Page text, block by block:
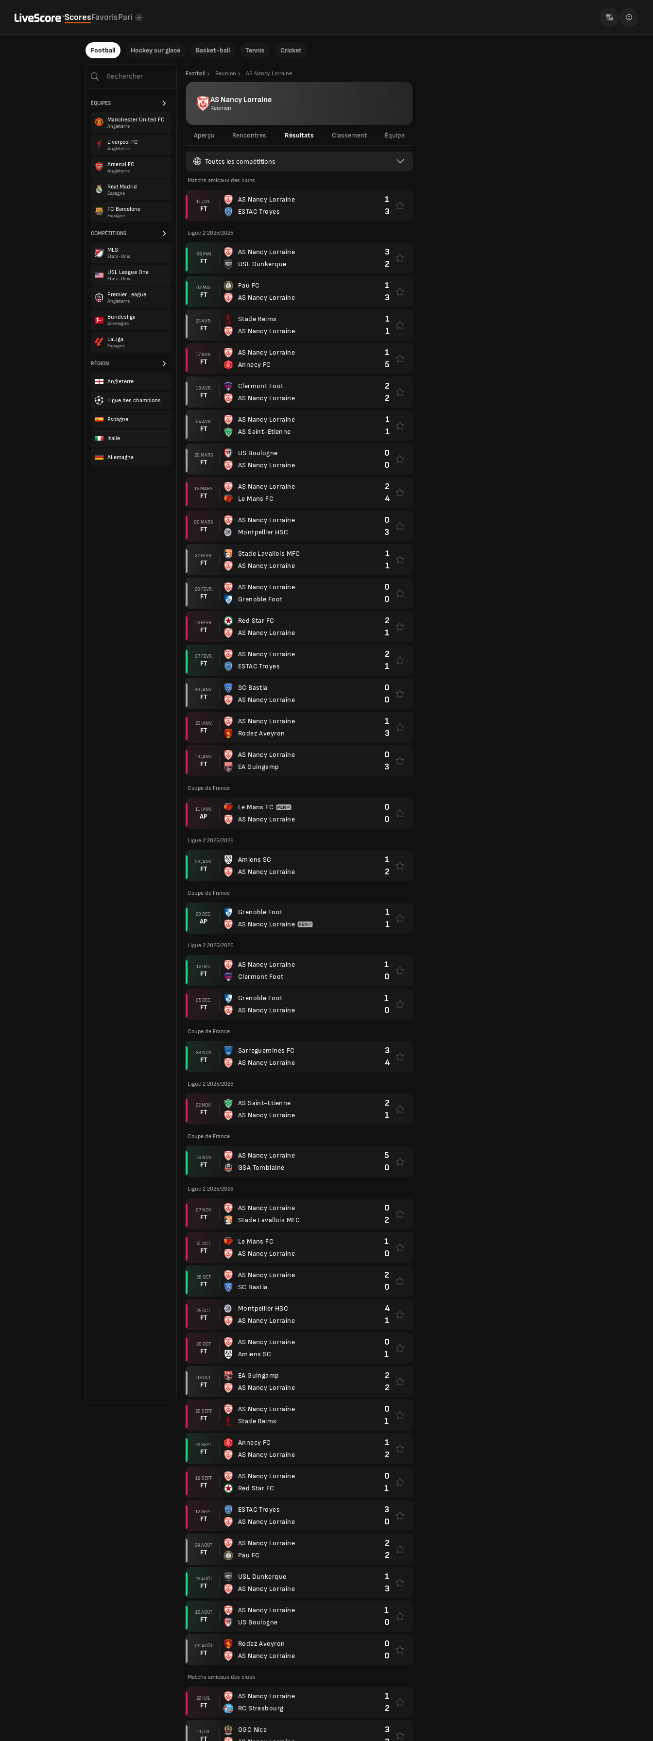
ScoresFavorisPari
Football Hockey sur glace Basket-ball Tennis Cricket
ÉQUIPES
Manchester United FC
Angleterre
Liverpool FC
Angleterre
Arsenal FC
Angleterre
Real Madrid
Espagne
FC Barcelone
Espagne
COMPÉTITIONS
MLS
États-Unis
USL League One
États-Unis
Premier League
Angleterre
Bundesliga
Allemagne
LaLiga
Espagne
RÉGION
Angleterre
Ligue des champions
Espagne
Italie
Allemagne
Football Reunion AS Nancy Lorraine
AS Nancy Lorraine
Reunion
Aperçu Rencontres Résultats Classement Équipe
Toutes les compétitions
Matchs amicaux des clubs
11 JUIL.
FT
AS Nancy Lorraine
ESTAC Troyes
1
3
Ligue 2 2025/2026
09 MAI
FT
AS Nancy Lorraine
USL Dunkerque
3
2
02 MAI
FT
Pau FC
AS Nancy Lorraine
1
3
25 AVR.
FT
Stade Reims
AS Nancy Lorraine
1
1
17 AVR.
FT
AS Nancy Lorraine
Annecy FC
1
5
10 AVR.
FT
Clermont Foot
AS Nancy Lorraine
2
2
04 AVR.
FT
AS Nancy Lorraine
AS Saint-Etienne
1
1
20 MARS
FT
US Boulogne
AS Nancy Lorraine
0
0
13 MARS
FT
AS Nancy Lorraine
Le Mans FC
2
4
06 MARS
FT
AS Nancy Lorraine
Montpellier HSC
0
3
27 FÉVR.
FT
Stade Lavallois MFC
AS Nancy Lorraine
1
1
20 FÉVR.
FT
AS Nancy Lorraine
Grenoble Foot
0
0
13 FÉVR.
FT
Red Star FC
AS Nancy Lorraine
2
1
07 FÉVR.
FT
AS Nancy Lorraine
ESTAC Troyes
2
1
30 JANV.
FT
SC Bastia
AS Nancy Lorraine
0
0
23 JANV.
FT
AS Nancy Lorraine
Rodez Aveyron
1
3
19 JANV.
FT
AS Nancy Lorraine
EA Guingamp
0
3
Coupe de France
11 JANV.
AP
Le Mans FC
AS Nancy Lorraine
0
0
Ligue 2 2025/2026
03 JANV.
FT
Amiens SC
AS Nancy Lorraine
1
2
Coupe de France
20 DÉC.
AP
Grenoble Foot
AS Nancy Lorraine
1
1
Ligue 2 2025/2026
12 DÉC.
FT
AS Nancy Lorraine
Clermont Foot
1
0
05 DÉC.
FT
Grenoble Foot
AS Nancy Lorraine
1
0
Coupe de France
28 NOV.
FT
Sarreguemines FC
AS Nancy Lorraine
3
4
Ligue 2 2025/2026
22 NOV.
FT
AS Saint-Etienne
AS Nancy Lorraine
2
1
Coupe de France
16 NOV.
FT
AS Nancy Lorraine
GSA Tomblaine
5
0
Ligue 2 2025/2026
07 NOV.
FT
AS Nancy Lorraine
Stade Lavallois MFC
0
2
31 OCT.
FT
Le Mans FC
AS Nancy Lorraine
1
0
28 OCT.
FT
AS Nancy Lorraine
SC Bastia
2
0
25 OCT.
FT
Montpellier HSC
AS Nancy Lorraine
4
1
20 OCT.
FT
AS Nancy Lorraine
Amiens SC
0
1
03 OCT.
FT
EA Guingamp
AS Nancy Lorraine
2
2
26 SEPT.
FT
AS Nancy Lorraine
Stade Reims
0
1
23 SEPT.
FT
Annecy FC
AS Nancy Lorraine
1
2
19 SEPT.
FT
AS Nancy Lorraine
Red Star FC
0
1
12 SEPT.
FT
ESTAC Troyes
AS Nancy Lorraine
3
0
29 AOÛT
FT
AS Nancy Lorraine
Pau FC
2
2
22 AOÛT
FT
USL Dunkerque
AS Nancy Lorraine
1
3
15 AOÛT
FT
AS Nancy Lorraine
US Boulogne
1
0
09 AOÛT
FT
Rodez Aveyron
AS Nancy Lorraine
0
0
Matchs amicaux des clubs
22 JUIL.
FT
AS Nancy Lorraine
RC Strasbourg
1
2
19 JUIL.
FT
OGC Nice
3